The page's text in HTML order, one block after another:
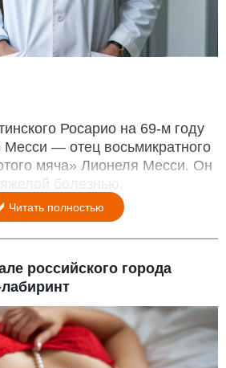
Росарио на 69-м году
— отец восьмикратного
мяча» Лионеля Месси. Он
болезнью.
Читать полностью
российского города